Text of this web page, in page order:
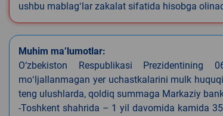
ushbu mablagʻlar zakalat sifatida hisobga
Muhim ma’lumotlar:
O‘zbekiston Respublikasi Prezidentining
moʻljallanmagan yer uchastkalarini mulk
teng ulushlarda, qoldiq summaga Markaziy
-Toshkent shahrida – 1 yil davomida kamida